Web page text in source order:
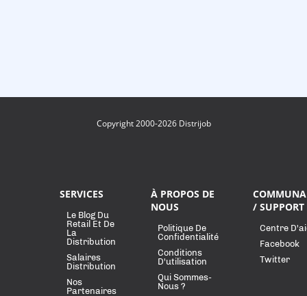
Copyright 2000-2026 Distrijob
SERVICES
Le Blog Du
Retail Et De
La
Distribution
Salaires
Distribution
Nos
Partenaires
À PROPOS DE
NOUS
Politique De
Confidentialité
Conditions
D'utilisation
Qui Sommes-
Nous ?
/ SUPPORT
Centre
Facebook
Twitter